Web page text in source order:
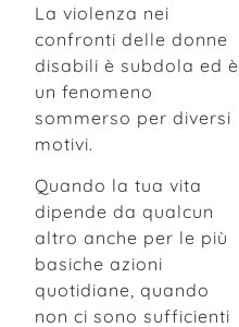
La violenza nei
confronti delle donne
disabili è subdola ed è
un fenomeno
sommerso per diversi
motivi.
Quando la tua vita
dipende da qualcun
altro anche per le più
basiche azioni
quotidiane, quando
non ci sono sufficienti